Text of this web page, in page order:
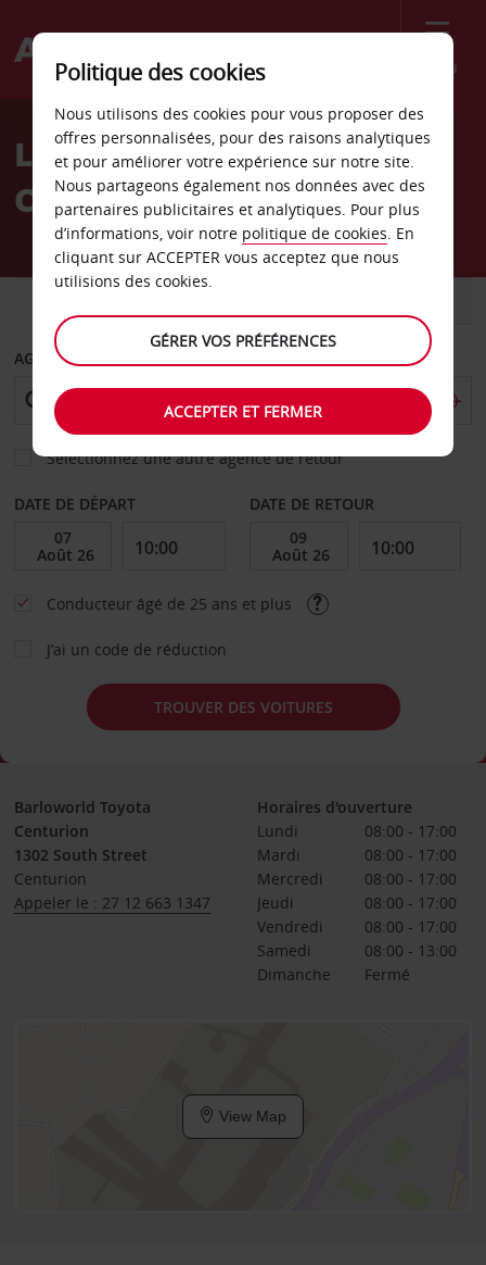
Menu
Welcome
AvisLocation de voiture
Centurion
AGENCE DE DÉPART
Sélectionnez une autre agence de retour
DATE DE DÉPART DATE DE RETOUR
Conducteur âgé de 25 ans et plus
J’ai un code de réduction
TROUVER DES VOITURES
Barloworld Toyota
Centurion
1302 South Street
Centurion
Appeler le : 27 12 663 1347
Horaires d'ouverture
Lundi
08:00 - 17:00
Mardi
08:00 - 17:00
Mercredi
08:00 - 17:00
Jeudi
08:00 - 17:00
Vendredi
08:00 - 17:00
Samedi
08:00 - 13:00
Dimanche
Fermé
View Map
Politique des cookies
Nous utilisons des cookies pour vous proposer des
offres personnalisées, pour des raisons analytiques
et pour améliorer votre expérience sur notre site.
Nous partageons également nos données avec des
partenaires publicitaires et analytiques. Pour plus
d’informations, voir notre politique de cookies. En
cliquant sur ACCEPTER vous acceptez que nous
utilisions des cookies.
GÉRER VOS PRÉFÉRENCES
ACCEPTER ET FERMER